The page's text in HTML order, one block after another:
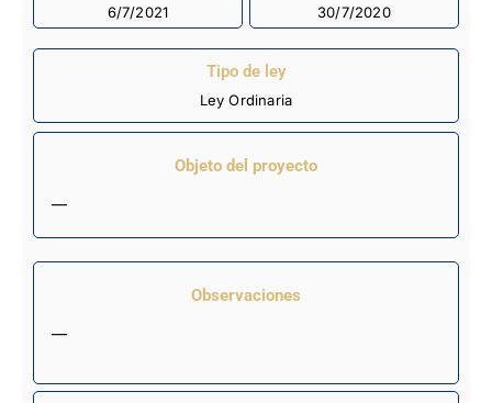
6/7/2021 30/7/2020
Tipo de ley
Ley Ordinaria
Objeto del proyecto
—
Observaciones
—